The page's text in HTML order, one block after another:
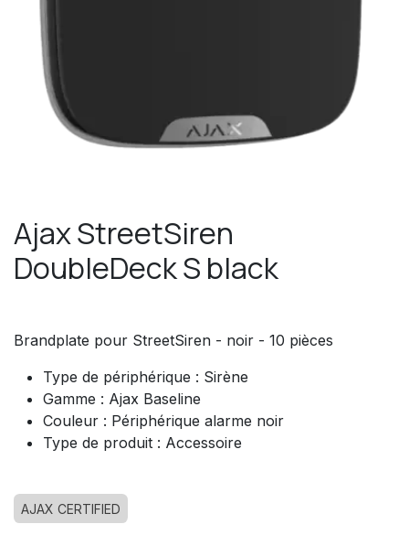
Ajax StreetSiren
DoubleDeck S black
Brandplate pour StreetSiren - noir - 10 pièces
Type de périphérique : Sirène
Gamme : Ajax Baseline
Couleur : Périphérique alarme noir
Type de produit : Accessoire
AJAX CERTIFIED